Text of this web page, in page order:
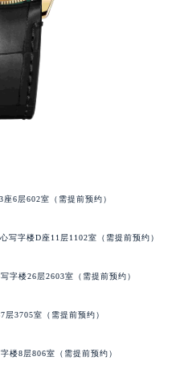
6层602室（需提前预约）
写字楼D座11层1102室（需提前预约）
字楼26层2603室（需提前预约）
层3705室（需提前预约）
楼8层806室（需提前预约）